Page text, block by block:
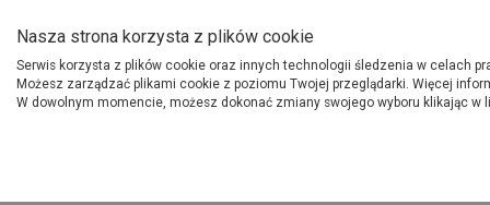
Produkty
O Grupie PSB
Zszywki tapicerskie 53/14 mm 1000 szt.
Nasza strona korzysta z plików cookie
Serwis korzysta z plików cookie oraz innych technologii śledzenia w celach
Możesz zarządzać plikami cookie z poziomu Twojej przeglądarki. Więcej
W dowolnym momencie, możesz dokonać zmiany swojego wyboru klikając w